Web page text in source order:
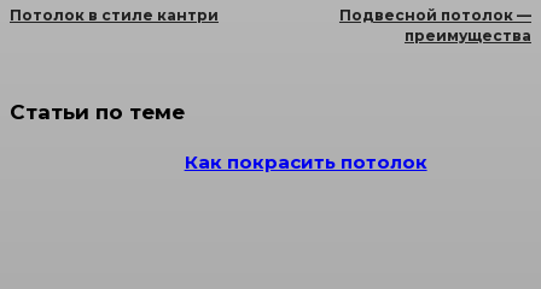
Потолок в стиле кантри
Подвесной потолок —
преимущества
Статьи по теме
Как покрасить потолок